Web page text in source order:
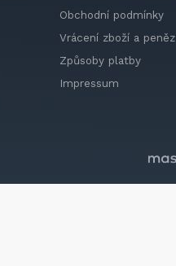
Obchodní podmínky
Vrácení zboží a peněz
Způsoby platby
Impressum